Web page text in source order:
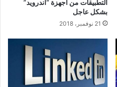
التطبيقات من أجهزة “أندرويد”
بشكل عاجل
21 نوفمبر، 2018